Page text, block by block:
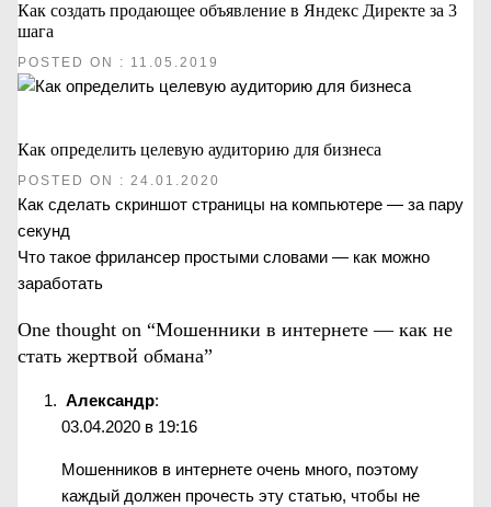
Как создать продающее объявление в Яндекс Директе за 3
шага
POSTED ON : 11.05.2019
Как определить целевую аудиторию для бизнеса
POSTED ON : 24.01.2020
Навигация
по
записям
Предыдущая
запись:
Как сделать скриншот страницы на компьютере — за пару
секунд
Следующая
запись:
Что такое фрилансер простыми словами — как можно
заработать
One thought on “Мошенники в интернете — как не
стать жертвой обмана”
Александр:
03.04.2020 в 19:16
Мошенников в интернете очень много, поэтому
каждый должен прочесть эту статью, чтобы не